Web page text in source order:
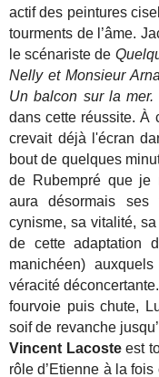
actif des peintures
tourments de l’âme.
le scénariste de
Nelly et Monsieur
Un balcon sur la mer.
dans cette réussite. À
crevait déjà l'écran
bout de quelques
de Rubempré que je
aura désormais
cynisme, sa vitalité,
de cette adaptation
manichéen)
véracité
fourvoie puis chute,
soif de revanche
Vincent Lacosteest
rôle d’Etienne à la